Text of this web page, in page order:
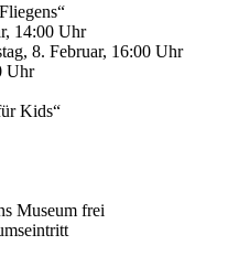
14:00 Uhr
8. Februar, 16:00 Uhr
Uhr
Kids“
Museum frei